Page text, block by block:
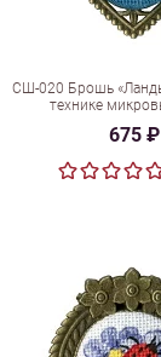
СШ-020 Брошь
технике
675 ₽